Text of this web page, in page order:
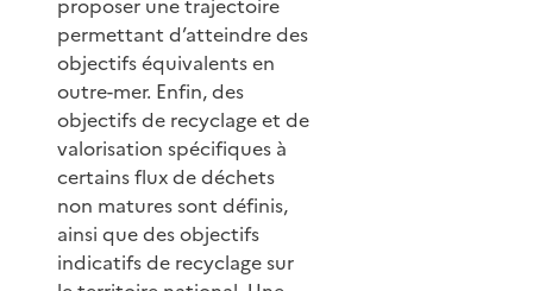
permettant d’atteindre des
objectifs équivalents en
outre-mer. Enfin, des
objectifs de recyclage et de
valorisation spécifiques à
certains flux de déchets
non matures sont définis,
ainsi que des objectifs
indicatifs de recyclage sur